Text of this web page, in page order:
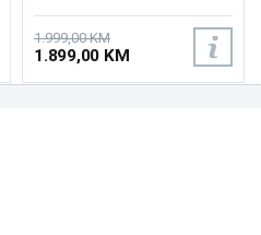
Osvježenje: 175Hz, AMD
FreeSync Premium,
Wireless LAN, Bluetooth ,
Priključci: 2xHDMI,
1.999,00 KM
1.899,00 KM